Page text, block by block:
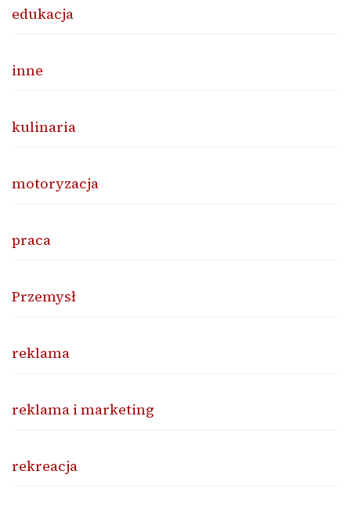
edukacja
inne
kulinaria
motoryzacja
praca
Przemysł
reklama
reklama i marketing
rekreacja